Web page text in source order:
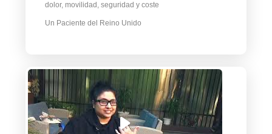
dolor, movilidad, seguridad y coste
Un Paciente del Reino Unido